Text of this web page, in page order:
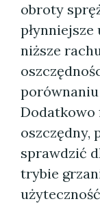
obroty
niższe
oszczędny,
sprawdzić
trybie